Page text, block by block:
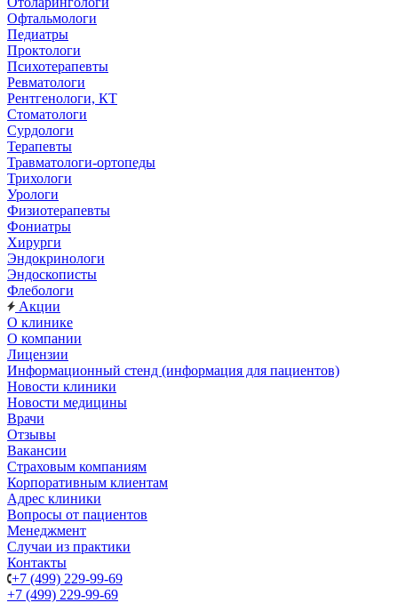
Офтальмологи
Педиатры
Проктологи
Психотерапевты
Ревматологи
Рентгенологи, КТ
Стоматологи
Сурдологи
Терапевты
Травматологи-ортопеды
Трихологи
Урологи
Физиотерапевты
Фониатры
Хирурги
Эндокринологи
Эндоскописты
Флебологи
Акции
О клинике
О компании
Лицензии
Информационный стенд (информация для пациентов)
Новости клиники
Новости медицины
Врачи
Отзывы
Вакансии
Страховым компаниям
Корпоративным клиентам
Адрес клиники
Вопросы от пациентов
Менеджмент
Случаи из практики
Контакты
+7 (499) 229-99-69
+7 (499) 229-99-69